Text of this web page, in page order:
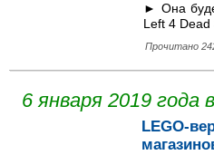
► Она
Left 4 Dead
Прочитано
6 января 2019 года
LEGO-